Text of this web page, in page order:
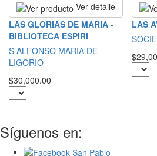
Ver detalle
LAS GLORIAS DE MARIA -
BIBLIOTECA ESPIRI
S ALFONSO MARIA DE
LIGORIO
$30,000.00
LAS
Síguenos en: